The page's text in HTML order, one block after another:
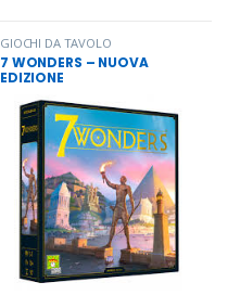
GIOCHI DA TAVOLO
7 WONDERS – NUOVA
EDIZIONE